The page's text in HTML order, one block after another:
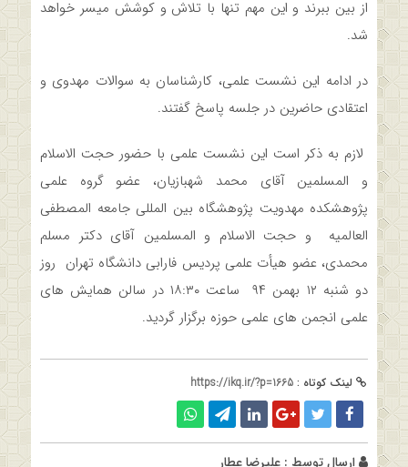
از بین ببرند و این مهم تنها با تلاش و کوشش میسر خواهد
شد.
در ادامه این نشست علمی، کارشناسان به سوالات مهدوی و
اعتقادی حاضرین در جلسه پاسخ گفتند.
لازم به ذکر است این نشست علمی با حضور حجت الاسلام
و المسلمین آقای محمد شهبازیان، عضو گروه علمی
پژوهشکده مهدویت پژوهشگاه بین المللی جامعه المصطفی
العالمیه و حجت الاسلام و المسلمین آقای دکتر مسلم
محمدی، عضو هیأت علمی پردیس فارابی دانشگاه تهران روز
دو شنبه ۱۲ بهمن ۹۴ ساعت ۱۸:۳۰ در سالن همایش های
علمی انجمن های علمی حوزه برگزار گردید.
لینک کوتاه : https://ikq.ir/?p=1665
ارسال توسط : علیرضا عطار